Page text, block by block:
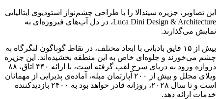
این تصاویر، جزیره سیندالا را با طراحی چشم‌نواز استودیوی ایتالیایی
Luca Dini Design & Architecture، در دل آب‌های فیروزه‌ای به
نمایش می‌گذارند.
بیش از ۱۵ قایق بادبانی با ابعاد مختلف، در نقاط گوناگون لنگرگاه به
چشم می‌خورند و جلوه‌ای خاص به این منطقه بخشیده‌اند. این جزیره
دروازه ورود به دریای سرخ لقب گرفته است، با ارائه ۴۴۰ اتاق، ۸۸
ویلای مجلل و بیش از ۲۰۰ آپارتمان مبله، آماده‌ی پذیرایی از مهمانان
است و تا سال ۲۰۲۸، روزانه قادر خواهد بود به ۲۴۰۰ بازدیدکننده
خدمات ارائه دهد.